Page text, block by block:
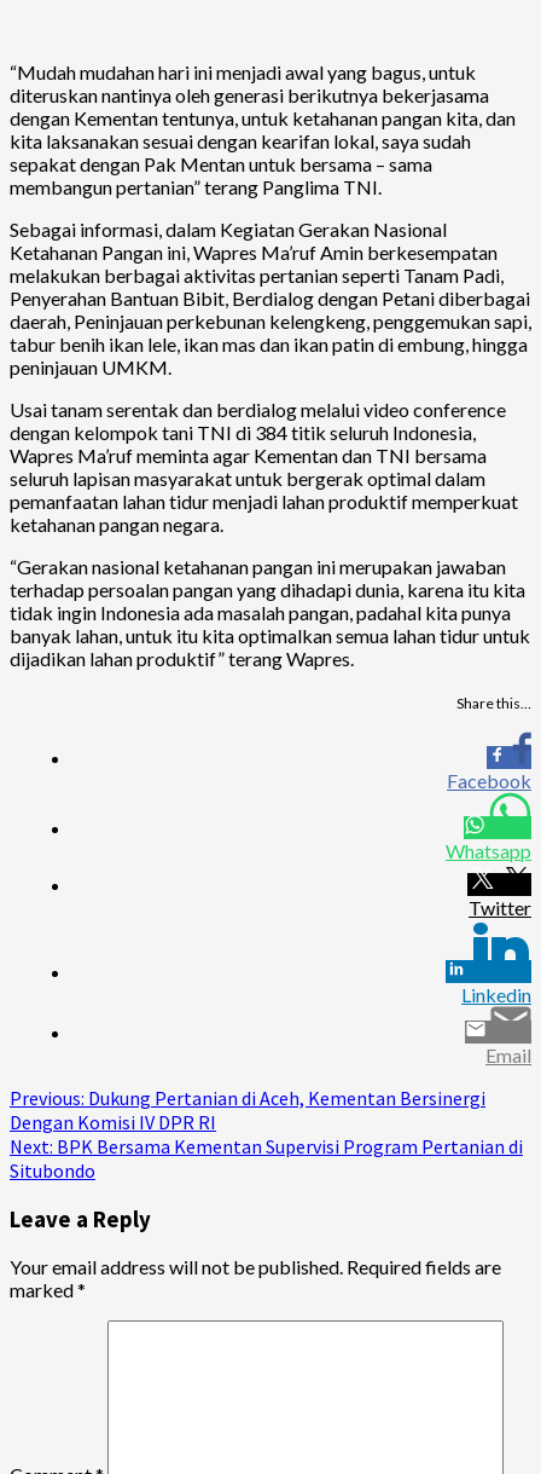
“Mudah mudahan hari ini menjadi awal yang bagus, untuk
diteruskan nantinya oleh generasi berikutnya bekerjasama
dengan Kementan tentunya, untuk ketahanan pangan kita, dan
kita laksanakan sesuai dengan kearifan lokal, saya sudah
sepakat dengan Pak Mentan untuk bersama – sama
membangun pertanian” terang Panglima TNI.
Sebagai informasi, dalam Kegiatan Gerakan Nasional
Ketahanan Pangan ini, Wapres Ma’ruf Amin berkesempatan
melakukan berbagai aktivitas pertanian seperti Tanam Padi,
Penyerahan Bantuan Bibit, Berdialog dengan Petani diberbagai
daerah, Peninjauan perkebunan kelengkeng, penggemukan sapi,
tabur benih ikan lele, ikan mas dan ikan patin di embung, hingga
peninjauan UMKM.
Usai tanam serentak dan berdialog melalui video conference
dengan kelompok tani TNI di 384 titik seluruh Indonesia,
Wapres Ma’ruf meminta agar Kementan dan TNI bersama
seluruh lapisan masyarakat untuk bergerak optimal dalam
pemanfaatan lahan tidur menjadi lahan produktif memperkuat
ketahanan pangan negara.
“Gerakan nasional ketahanan pangan ini merupakan jawaban
terhadap persoalan pangan yang dihadapi dunia, karena itu kita
tidak ingin Indonesia ada masalah pangan, padahal kita punya
banyak lahan, untuk itu kita optimalkan semua lahan tidur untuk
dijadikan lahan produktif” terang Wapres.
Share this…
Facebook
Whatsapp
Twitter
Linkedin
Email
Continue
Reading
Previous: Dukung Pertanian di Aceh, Kementan Bersinergi
Dengan Komisi IV DPR RI
Next: BPK Bersama Kementan Supervisi Program Pertanian di
Situbondo
Leave a Reply
Your email address will not be published. Required fields are
marked*